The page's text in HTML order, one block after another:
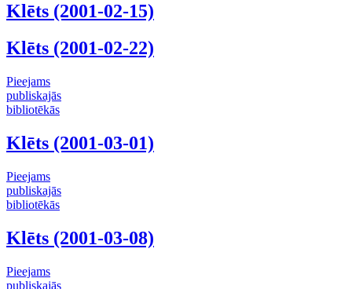
Klēts (2001-02-15)
Klēts (2001-02-22)
Pieejams
publiskajās
bibliotēkās
Klēts (2001-03-01)
Pieejams
publiskajās
bibliotēkās
Klēts (2001-03-08)
Pieejams
publiskajās